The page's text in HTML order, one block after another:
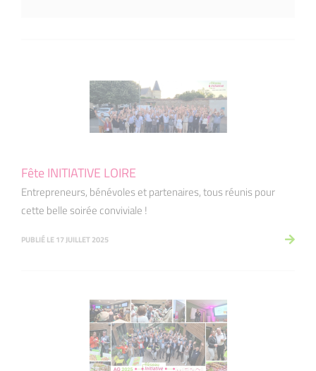
Fête INITIATIVE LOIRE
Entrepreneurs, bénévoles et partenaires, tous réunis pour
cette belle soirée conviviale !
PUBLIÉ LE 17 JUILLET 2025